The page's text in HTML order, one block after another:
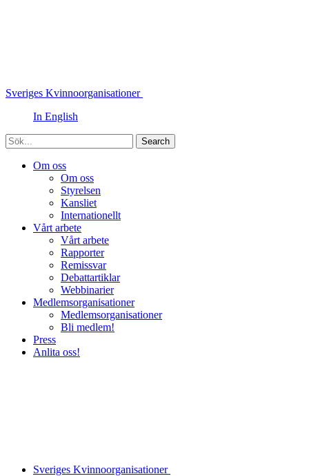
Sveriges Kvinnoorganisationer
In English
Sök
Om oss
Om oss
Styrelsen
Kansliet
Internationellt
Vårt arbete
Vårt arbete
Rapporter
Remissvar
Debattartiklar
Webbinarier
Medlemsorganisationer
Medlemsorganisationer
Bli medlem!
Press
Anlita oss!
Sveriges Kvinnoorganisationer